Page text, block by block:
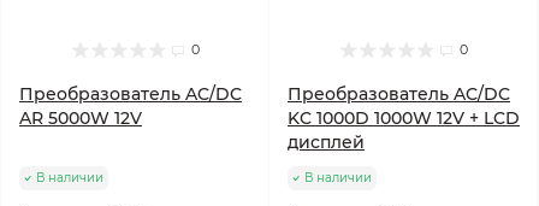
0
Преобразователь AC/DC
AR 5000W 12V
В наличии
0
Преобразователь AC/DC
KC 1000D 1000W 12V + LCD
дисплей
В наличии